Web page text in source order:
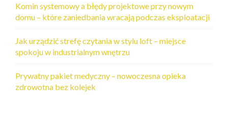
Komin systemowy a błędy projektowe przy nowym
domu – które zaniedbania wracają podczas eksploatacji
Jak urządzić strefę czytania w stylu loft – miejsce
spokoju w industrialnym wnętrzu
Prywatny pakiet medyczny – nowoczesna opieka
zdrowotna bez kolejek